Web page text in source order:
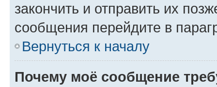
закончить и отправить их
сообщения перейдите в
Вернуться к началу
Почему моё сообщение